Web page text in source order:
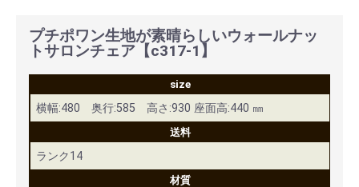
プチポワン生地が素晴らしいウォールナッ
トサロンチェア【c317-1】
size
横幅:480 奥行:585 高さ:930 座面高:440 ㎜
送料
ランク14
材質